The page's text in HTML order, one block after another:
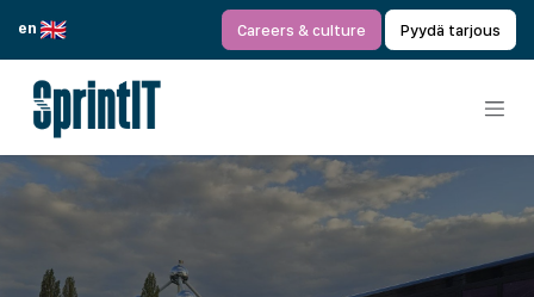
en
Careers & culture Pyydä tarjous